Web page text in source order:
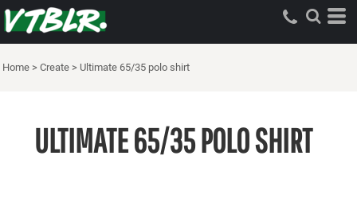
Home > Create > Ultimate 65/35 polo shirt
ULTIMATE 65/35 POLO SHIRT